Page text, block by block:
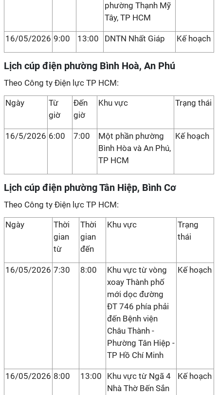
phường Thạnh Mỹ
Tây, TP HCM
16/05/2026 9:00 13:00 DNTN Nhất Giáp Kế hoạch
Lịch cúp điện phường Bình Hoà, An Phú
Theo Công ty Điện lực TP HCM:
Ngày
Từ
giờ
Đến
giờ
Khu vực Trạng thái
16/5/2026 6:00 7:00
Một phần phường
Bình Hòa và An Phú,
TP HCM
Kế hoạch
Lịch cúp điện phường Tân Hiệp, Bình Cơ
Theo Công ty Điện lực TP HCM:
Ngày
Thời
gian
từ
Thời
gian
đến
Khu vực
Trạng
thái
16/05/2026 7:30 8:00
Khu vực từ vòng
xoay Thành phố
mới dọc đường
ĐT 746 phía phải
đến Bệnh viện
Châu Thành -
Phường Tân Hiệp -
TP Hồ Chí Minh
Kế hoạch
16/05/2026 8:00 13:00
Khu vực từ Ngã 4
Nhà Thờ Bến Sắn
Kế hoạch